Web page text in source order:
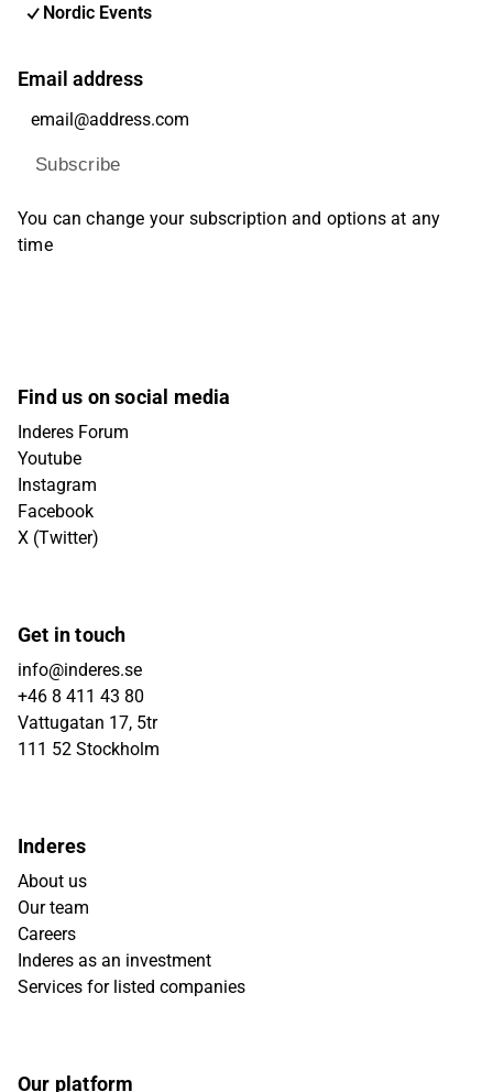
Nordic Events
Email address
Subscribe
You can change your subscription and options at any
time
Find us on social media
Inderes Forum
Youtube
Instagram
Facebook
X (Twitter)
Get in touch
info@inderes.se
+46 8 411 43 80
Vattugatan 17, 5tr
111 52 Stockholm
Inderes
About us
Our team
Careers
Inderes as an investment
Services for listed companies
Our platform